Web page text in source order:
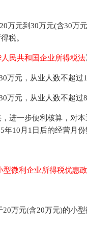
万元到30万元(含30万
税。
人民共和国企业所得税法
万元，从业人数不超过
万元，从业人数不超过
进一步便利核算，对
年10月1日后的经营月
微利企业所得税优惠
万元(含20万元)的小